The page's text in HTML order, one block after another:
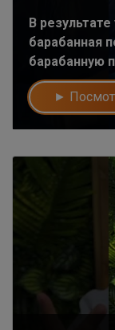
В
барабанная
барабанную
►